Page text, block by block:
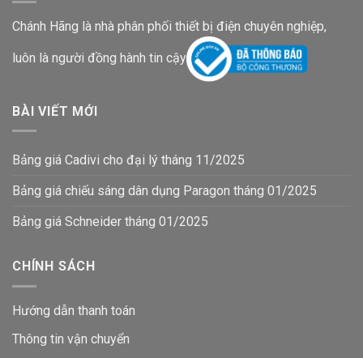
Chánh Hãng là nhà phân phối thiết bị điện chuyên nghiệp,
luôn là người đồng hành tin cậy
BÀI VIẾT MỚI
Bảng giá Cadivi cho đại lý tháng 11/2025
Bảng giá chiếu sáng dân dụng Paragon tháng 01/2025
Bảng giá Schneider tháng 01/2025
CHÍNH SÁCH
Hướng dẫn thanh toán
Thông tin vận chuyển